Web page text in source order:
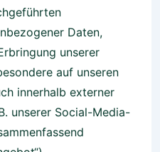
Daten,
unserer
auf unseren
innerhalb externer
unserer Social-Media-